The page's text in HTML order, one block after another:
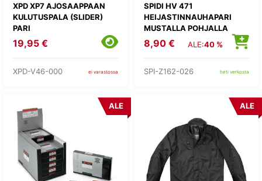
XPD XP7 AJOSAAPPAAN
KULUTUSPALA (SLIDER)
PARI
19,95 €
XPD-V46-000 ei varastossa
SPIDI HV 471
HEIJASTINNAUHAPARI
MUSTALLA POHJALLA
8,90 € ALE:40 %
SPI-Z162-026 heti verkosta
ALE ALE